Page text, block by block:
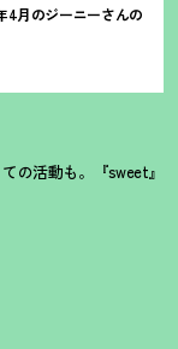
4月のジーニーさんの
の活動も。『sweet』